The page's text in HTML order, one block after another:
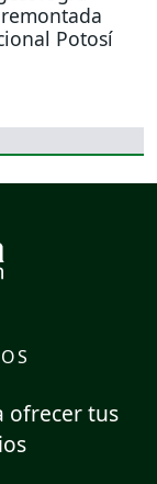
Potosí
ofrecer tus